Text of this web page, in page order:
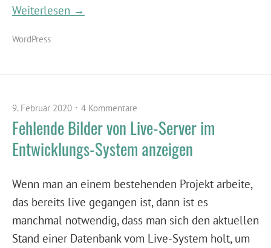
Weiterlesen →
WordPress
9. Februar 2020 4 Kommentare
Fehlende Bilder von Live-Server im
Entwicklungs-System anzeigen
Wenn man an einem bestehenden Projekt arbeite,
das bereits live gegangen ist, dann ist es
manchmal notwendig, dass man sich den aktuellen
Stand einer Datenbank vom Live-System holt, um